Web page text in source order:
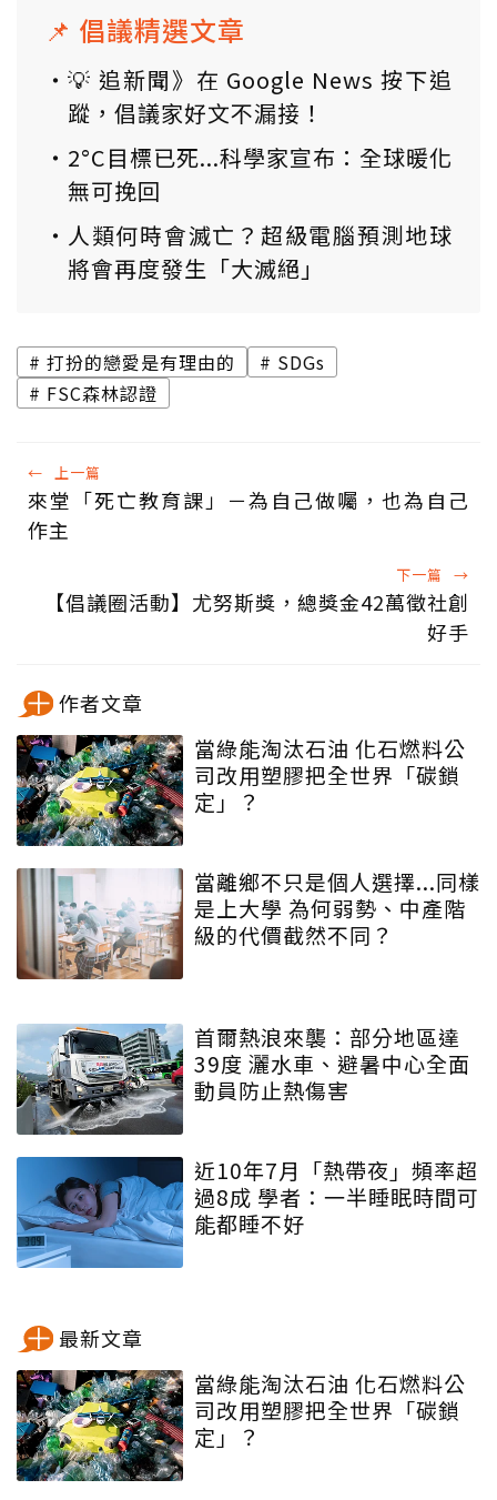
📌 倡議精選文章
💡 追新聞》在 Google News 按下追
蹤，倡議家好文不漏接！
2°C目標已死...科學家宣布：全球暖化
無可挽回
人類何時會滅亡？超級電腦預測地球
將會再度發生「大滅絕」
打扮的戀愛是有理由的
SDGs
FSC森林認證
← 上一篇
來堂「死亡教育課」－為自己做囑，也為自己
作主
下一篇 →
【倡議圈活動】尤努斯獎，總獎金42萬徵社創
好手
作者文章
當綠能淘汰石油 化石燃料公
司改用塑膠把全世界「碳鎖
定」？
當離鄉不只是個人選擇...同樣
是上大學 為何弱勢、中產階
級的代價截然不同？
首爾熱浪來襲：部分地區達
39度 灑水車、避暑中心全面
動員防止熱傷害
近10年7月「熱帶夜」頻率超
過8成 學者：一半睡眠時間可
能都睡不好
最新文章
當綠能淘汰石油 化石燃料公
司改用塑膠把全世界「碳鎖
定」？